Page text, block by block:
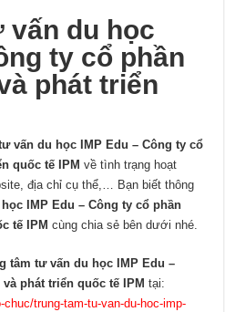
vấn du học
ty cổ phần
phát triển
vấn du học IMP Edu – Công ty cổ
quốc tế IPM về tình trạng hoạt
địa chỉ cụ thể,… Bạn biết thông
IMP Edu – Công ty cổ phần
tế IPM cùng chia sẻ bên dưới nhé.
tâm tư vấn du học IMP Edu –
phát triển quốc tế IPM tại:
trung-tam-tu-van-du-hoc-imp-